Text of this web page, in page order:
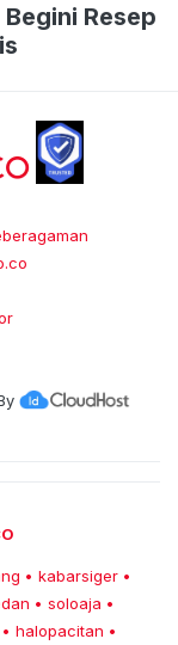
Resep
• kabarsiger •
• soloaja •
• halopacitan •